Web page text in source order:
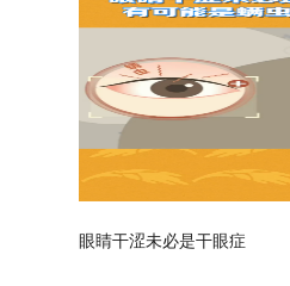
眼睛干涩未必是干眼症